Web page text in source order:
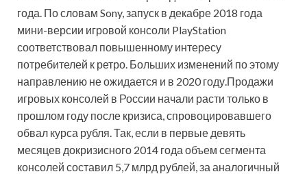
года. По словам Sony, запуск в декабре 2018 года
мини-версии игровой консоли PlayStation
соответствовал повышенному интересу
потребителей к ретро. Больших изменений по этому
направлению не ожидается и в 2020 году.Продажи
игровых консолей в России начали расти только в
прошлом году после кризиса, спровоцировавшего
обвал курса рубля. Так, если в первые девять
месяцев докризисного 2014 года объем сегмента
консолей составил 5,7 млрд рублей, за аналогичный